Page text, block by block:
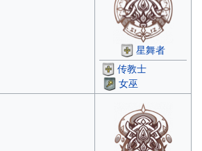
星舞者
传教士
女巫